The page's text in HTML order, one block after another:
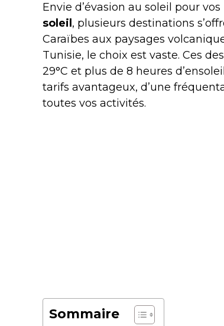
Envie d’évasion au soleil pour
soleil, plusieurs destinations
Caraïbes aux paysages
Tunisie, le choix est vaste. Ces
29°C et plus de 8 heures
tarifs avantageux, d’une
toutes vos activités.
Sommaire